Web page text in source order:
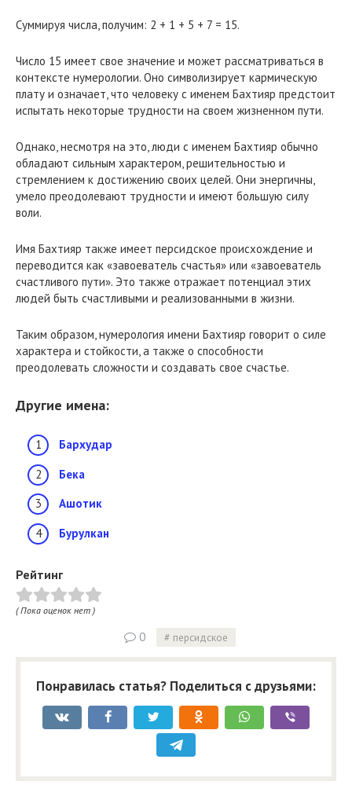
Суммируя числа, получим: 2 + 1 + 5 + 7 = 15.
Число 15 имеет свое значение и может рассматриваться в
контексте нумерологии. Оно символизирует кармическую
плату и означает, что человеку с именем Бахтияр предстоит
испытать некоторые трудности на своем жизненном пути.
Однако, несмотря на это, люди с именем Бахтияр обычно
обладают сильным характером, решительностью и
стремлением к достижению своих целей. Они энергичны,
умело преодолевают трудности и имеют большую силу
воли.
Имя Бахтияр также имеет персидское происхождение и
переводится как «завоеватель счастья» или «завоеватель
счастливого пути». Это также отражает потенциал этих
людей быть счастливыми и реализованными в жизни.
Таким образом, нумерология имени Бахтияр говорит о силе
характера и стойкости, а также о способности
преодолевать сложности и создавать свое счастье.
Другие имена:
Бархудар
Бека
Ашотик
Бурулкан
Рейтинг
( Пока оценок нет )
0 персидское
Понравилась статья? Поделиться с друзьями: